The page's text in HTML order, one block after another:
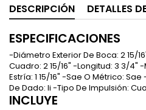
DESCRIPCIÓN DETALLES
ESPECIFICACIONES
-Diámetro Exterior De Boca: 2 15/
Cuadro: 2 15/16" -Longitud: 3 3/4"
Estría: 1 15/16" -Sae O Métrico:
De Dado: Ii -Tipo De Impulsión:
INCLUYE